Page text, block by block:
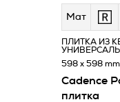
Мат
Cadence
плитка
ПЛИТКА ИЗ
598 x 598